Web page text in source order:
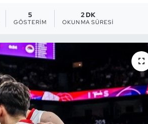
5
GÖSTERIM
2 DK
OKUNMA SÜRESI